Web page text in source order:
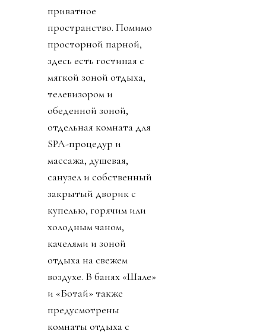
приватное
пространство. Помимо
просторной парной,
здесь есть гостиная с
мягкой зоной отдыха,
телевизором и
обеденной зоной,
отдельная комната для
SPA-процедур и
массажа, душевая,
санузел и собственный
закрытый дворик с
купелью, горячим или
холодным чаном,
качелями и зоной
отдыха на свежем
воздухе. В банях «Шале»
и «Ботай» также
предусмотрены
комнаты отдыха с